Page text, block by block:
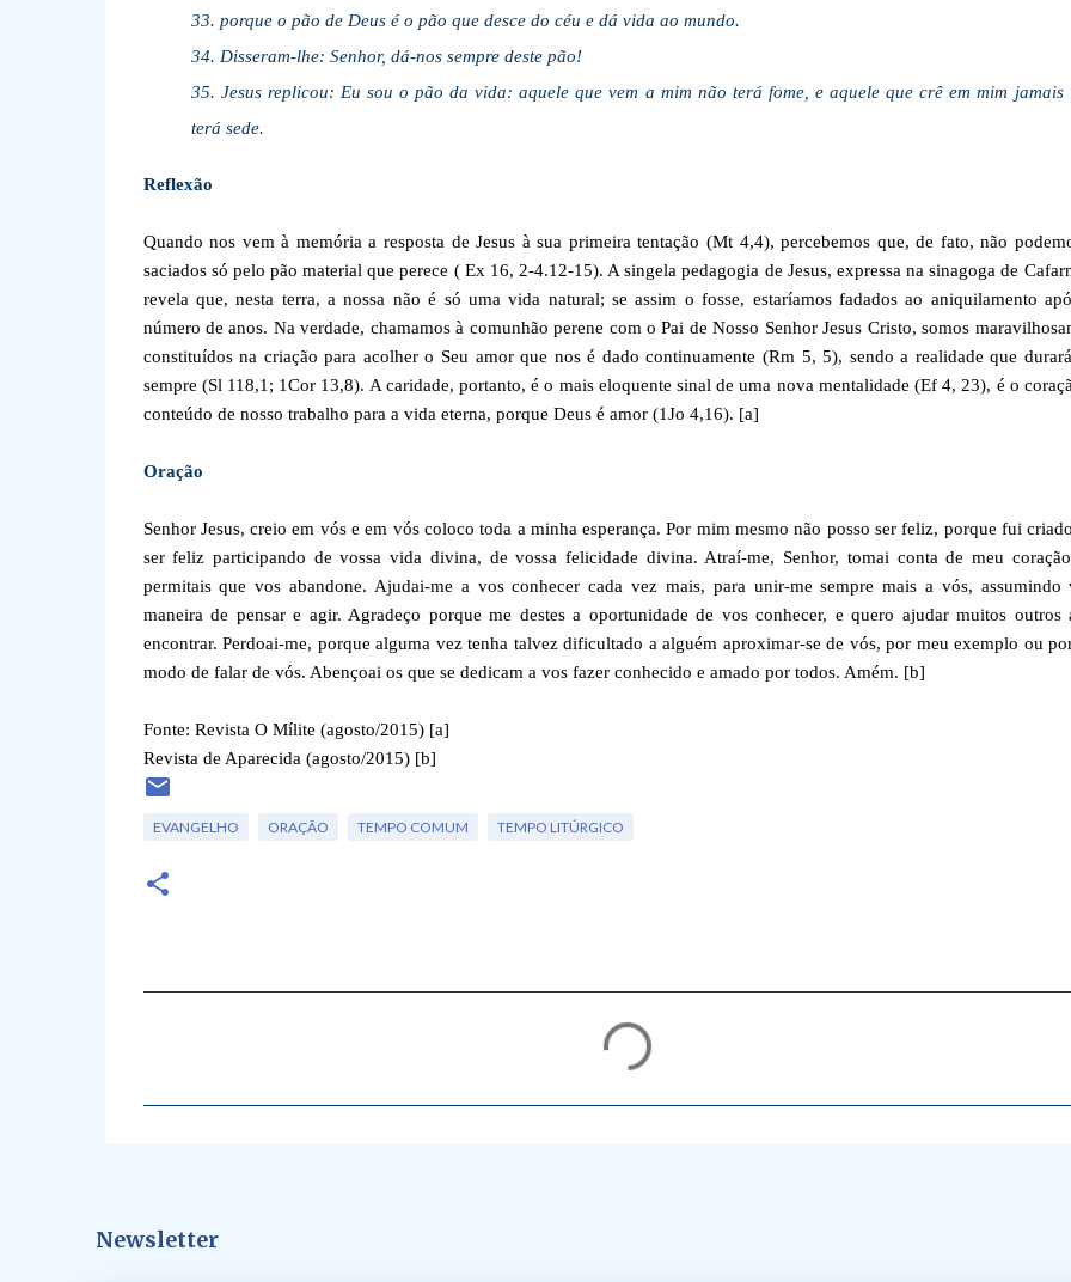
33. porque o pão de Deus é o pão que desce do céu e dá vida ao mundo.
34. Disseram-lhe: Senhor, dá-nos sempre deste pão!
35. Jesus replicou: Eu sou o pão da vida: aquele que vem a mim não terá fome, e aquele que crê em mim jamais
terá sede.
Reflexão
Quando nos vem à memória a resposta de Jesus à sua primeira tentação (Mt 4,4), percebemos que, de fato, não
saciados só pelo pão material que perece ( Ex 16, 2-4.12-15). A singela pedagogia de Jesus, expressa na sinagoga de
revela que, nesta terra, a nossa não é só uma vida natural; se assim o fosse, estaríamos fadados ao aniquilamento
número de anos. Na verdade, chamamos à comunhão perene com o Pai de Nosso Senhor Jesus Cristo, somos
constituídos na criação para acolher o Seu amor que nos é dado continuamente (Rm 5, 5), sendo a realidade que
sempre (Sl 118,1; 1Cor 13,8). A caridade, portanto, é o mais eloquente sinal de uma nova mentalidade (Ef 4, 23), é o
conteúdo de nosso trabalho para a vida eterna, porque Deus é amor (1Jo 4,16). [a]
Oração
Senhor Jesus, creio em vós e em vós coloco toda a minha esperança. Por mim mesmo não posso ser feliz, porque fui
ser feliz participando de vossa vida divina, de vossa felicidade divina. Atraí-me, Senhor, tomai conta de meu
permitais que vos abandone. Ajudai-me a vos conhecer cada vez mais, para unir-me sempre mais a vós, assumindo
maneira de pensar e agir. Agradeço porque me destes a oportunidade de vos conhecer, e quero ajudar muitos outros
encontrar. Perdoai-me, porque alguma vez tenha talvez dificultado a alguém aproximar-se de vós, por meu exemplo ou
modo de falar de vós. Abençoai os que se dedicam a vos fazer conhecido e amado por todos. Amém. [b]
Fonte: Revista O Mílite (agosto/2015) [a]
Revista de Aparecida (agosto/2015) [b]
EVANGELHO ORAÇÃO TEMPO COMUM TEMPO LITÚRGICO
á
Newsletter